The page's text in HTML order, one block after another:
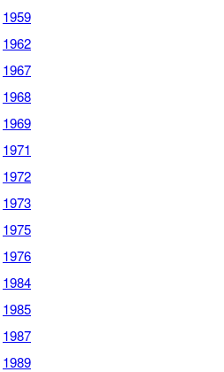
1959
1962
1967
1968
1969
1971
1972
1973
1975
1976
1984
1985
1987
1989